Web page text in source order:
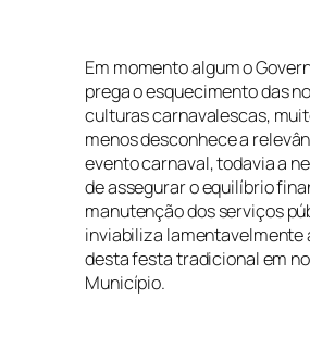
Em momento algum o
prega o esquecimento das
culturas carnavalescas,
menos desconhece a
evento carnaval, todavia a
de assegurar o equilíbrio
manutenção dos serviços
inviabiliza lamentavelmente
desta festa tradicional em
Município.